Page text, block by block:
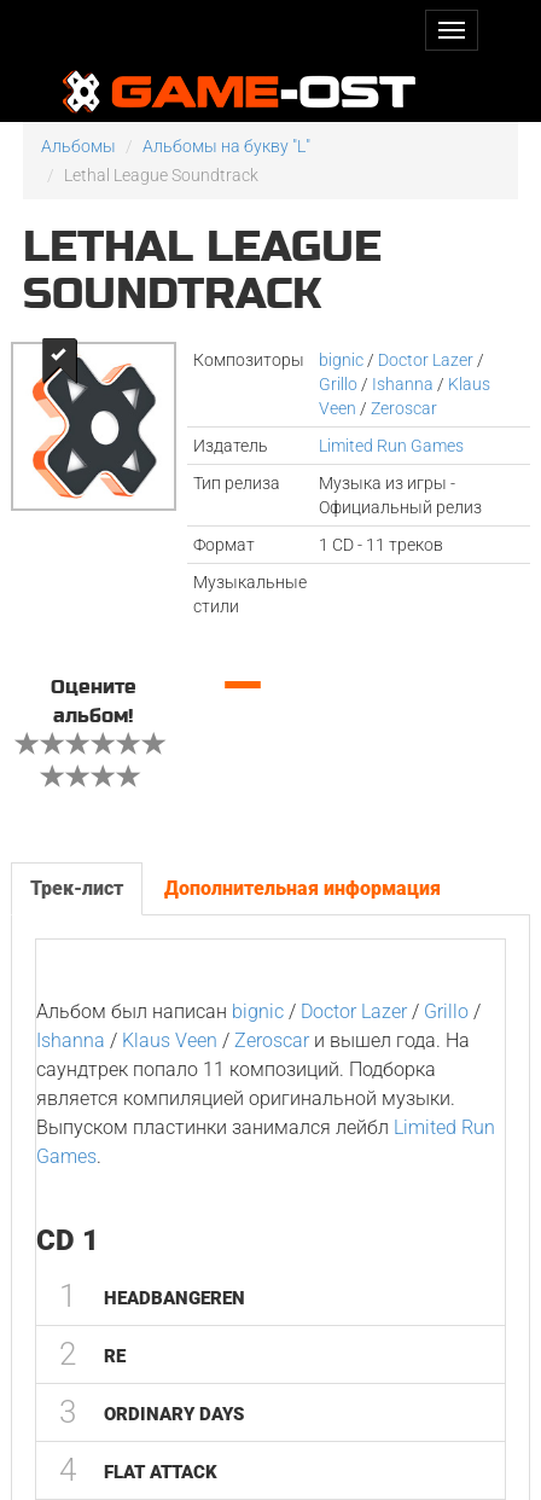
Альбомы
Альбомы на букву "L"
Lethal League Soundtrack
LETHAL LEAGUE
SOUNDTRACK
Композиторы bignic / Doctor Lazer /
Grillo / Ishanna / Klaus
Veen /Zeroscar
Издатель
Limited Run Games
Тип релиза
Музыка из игры -
Официальный релиз
Формат
1 CD - 11 треков
Музыкальные
стили
Оцените
альбом!
—
Трек-лист Дополнительная информация
Альбом был написан bignic/ Doctor Lazer/ Grillo/
Ishanna / Klaus Veen / Zeroscarи вышел года. На
саундтрек попало 11 композиций. Подборка
является компиляцией оригинальной музыки.
Выпуском пластинки занимался лейбл Limited Run
Games.
CD 1
1 HEADBANGEREN
2 RE
3 ORDINARY DAYS
4 FLAT ATTACK